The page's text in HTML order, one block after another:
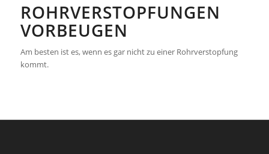
ROHRVERSTOPFUNGEN
VORBEUGEN
Am besten ist es, wenn es gar nicht zu einer Rohrverstopfung
kommt.